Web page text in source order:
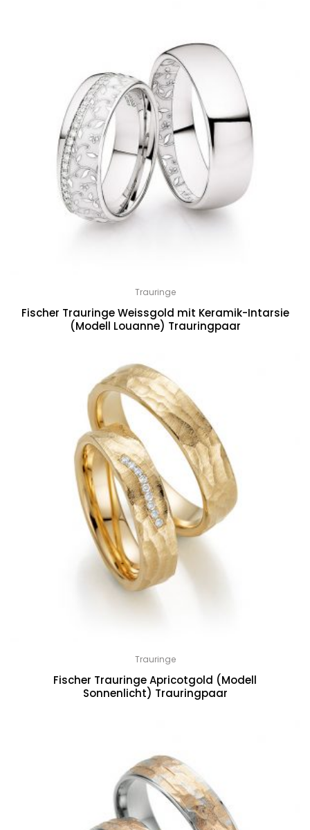
Trauringe
Fischer Trauringe Weissgold mit Keramik-Intarsie
(Modell Louanne) Trauringpaar
Trauringe
Fischer Trauringe Apricotgold (Modell
Sonnenlicht) Trauringpaar